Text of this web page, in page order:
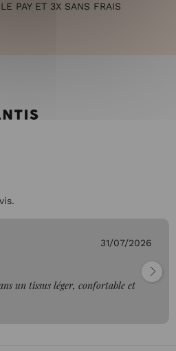
PAY ET 3X SANS FRAIS
31/07/2026
un tissus léger, confortable et